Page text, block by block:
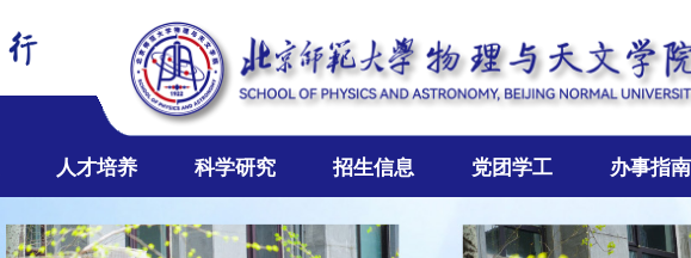
人才培养 科学研究 招生信息 党团学工 办事指南